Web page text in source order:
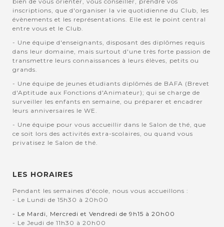
inscriptions, que d'organiser la vie quotidienne du Club, les
évènements et les représentations. Elle est le point central
entre vous et le Club.
- Une équipe d'enseignants, disposant des diplômes requis
dans leur domaine, mais surtout d'une très forte passion de
transmettre leurs connaissances à leurs élèves, petits ou
grands.
- Une équipe de jeunes étudiants diplômés de BAFA (Brevet
d'Aptitude aux Fonctions d'Animateur); qui se charge de
surveiller les enfants en semaine, ou préparer et encadrer
leurs anniversaires le WE.
- Une équipe pour vous accueillir dans le Salon de thé, que
ce soit lors des activités extra-scolaires, ou quand vous
privatisez le Salon de thé.
LES HORAIRES
Pendant les semaines d'école, nous vous accueillons :
- Le Lundi de 15h30 à 20h00
- Le Mardi, Mercredi et Vendredi de 9h15 à 20h00
- Le Jeudi de 11h30 à 20h00